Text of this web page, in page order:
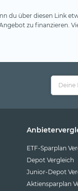
du über diesen Link
zu finanzieren.
ETF-Sparplan
Depot Vergleich
Junior-Depot
Aktiensparplan